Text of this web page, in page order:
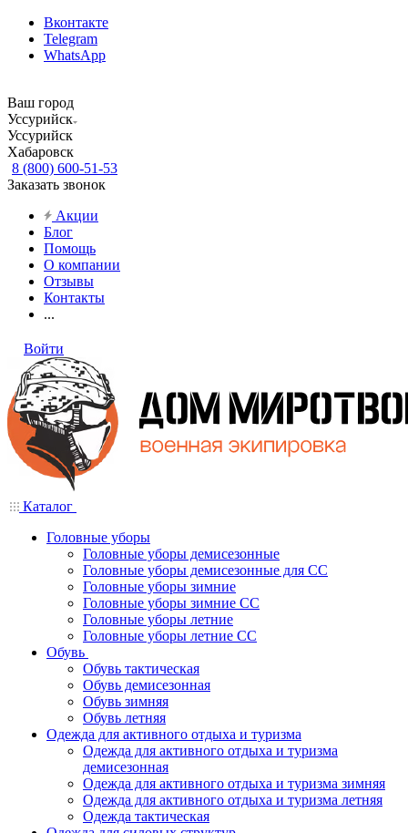
Вконтакте
Telegram
WhatsApp
Ваш город
Уссурийск
Уссурийск
Хабаровск
8 (800) 600-51-53
Заказать звонок
Акции
Блог
Помощь
О компании
Отзывы
Контакты
...
Войти
Каталог
Головные уборы
Головные уборы демисезонные
Головные уборы демисезонные для СС
Головные уборы зимние
Головные уборы зимние СС
Головные уборы летние
Головные уборы летние СС
Обувь
Обувь тактическая
Обувь демисезонная
Обувь зимняя
Обувь летняя
Одежда для активного отдыха и туризма
Одежда для активного отдыха и туризма
демисезонная
Одежда для активного отдыха и туризма зимняя
Одежда для активного отдыха и туризма летняя
Одежда тактическая